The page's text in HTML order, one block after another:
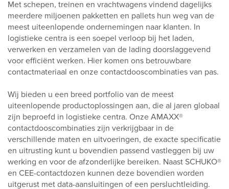
Met schepen, treinen en vrachtwagens vindend dagelijks
meerdere miljoenen pakketten en pallets hun weg van de
meest uiteenlopende ondernemingen naar klanten. In
logistieke centra is een soepel verloop bij het laden,
verwerken en verzamelen van de lading doorslaggevend
voor efficiënt werken. Hier komen ons betrouwbare
contactmateriaal en onze contactdooscombinaties van pas.
Wij bieden u een breed portfolio van de meest
uiteenlopende productoplossingen aan, die al jaren globaal
zijn beproefd in logistieke centra. Onze AMAXX®
contactdooscombinaties zijn verkrijgbaar in de
verschillende maten en uitvoeringen, de exacte specificatie
en uitrusting kunt u bovendien passend vastleggen bij uw
werking en voor de afzonderlijke bereiken. Naast SCHUKO®
en CEE-contactdozen kunnen deze bovendien worden
uitgerust met data-aansluitingen of een persluchtleiding.